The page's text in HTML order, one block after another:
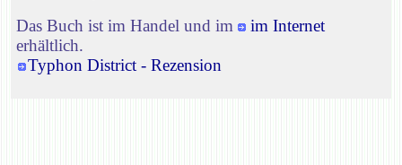
Das Buch ist im Handel und im
im Internet
erhältlich.
Typhon District - Rezension